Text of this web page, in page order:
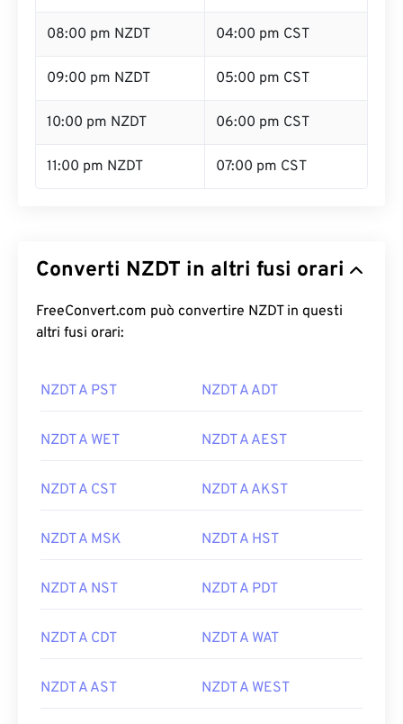
08:00 pm NZDT 04:00 pm CST
09:00 pm NZDT 05:00 pm CST
10:00 pm NZDT 06:00 pm CST
11:00 pm NZDT 07:00 pm CST
Converti NZDT in altri fusi orari
FreeConvert.com può convertire NZDT in questi
altri fusi orari:
NZDT A PST NZDT A ADT
NZDT A WET NZDT A AEST
NZDT A CST NZDT A AKST
NZDT A MSK NZDT A HST
NZDT A NST NZDT A PDT
NZDT A CDT NZDT A WAT
NZDT A AST NZDT A WEST